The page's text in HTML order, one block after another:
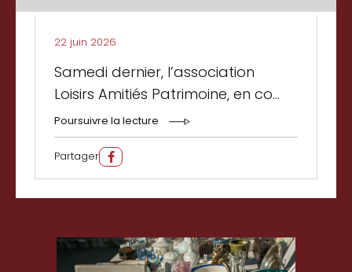
22 juin 2026
Samedi dernier, l’association
Loisirs Amitiés Patrimoine, en co...
Poursuivre la lecture
Partager